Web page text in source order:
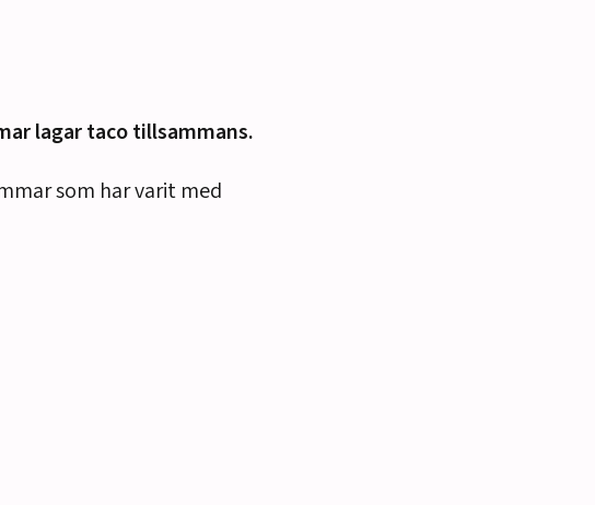
lagar taco tillsammans.
som har varit med